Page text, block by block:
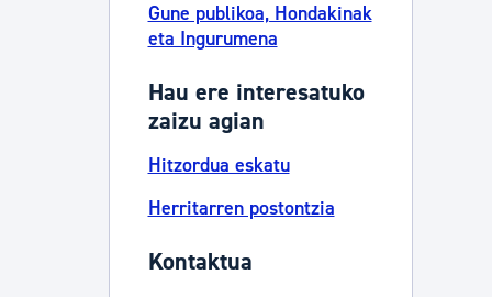
Gune publikoa, Hondakinak
eta Ingurumena
Hau ere interesatuko
zaizu agian
Hitzordua eskatu
Herritarren postontzia
Kontaktua